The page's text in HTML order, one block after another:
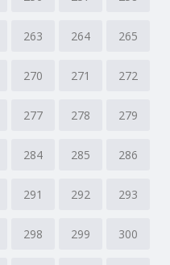
263 264 265
270 271 272
277 278 279
284 285 286
291 292 293
298 299 300